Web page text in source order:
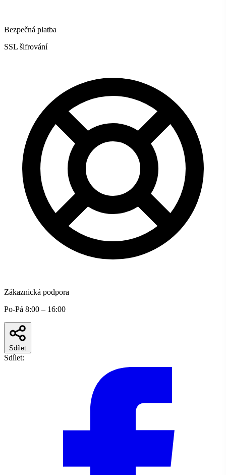
Bezpečná platba
SSL šifrování
Zákaznická podpora
Po-Pá 8:00 – 16:00
Sdílet
Sdílet: